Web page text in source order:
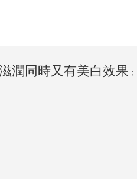
潤同時又有美白效果 ；